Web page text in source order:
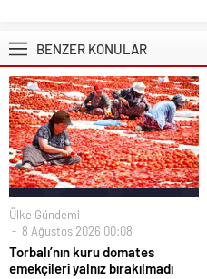
BENZER KONULAR
Ülke Gündemi
8 Ağustos 2026 00:08
Torbalı’nın kuru domates
emekçileri yalnız bırakılmadı